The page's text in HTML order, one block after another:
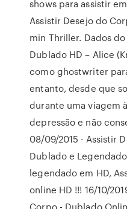
shows para assistir
Assistir Desejo do
min Thriller. Dados
Dublado HD – Alice
como ghostwriter
entanto, desde que
durante uma viagem
depressão e não
08/09/2015 · Assistir
Dublado e
legendado em HD,
online HD !!! 16/10/
Corpo - Dublado